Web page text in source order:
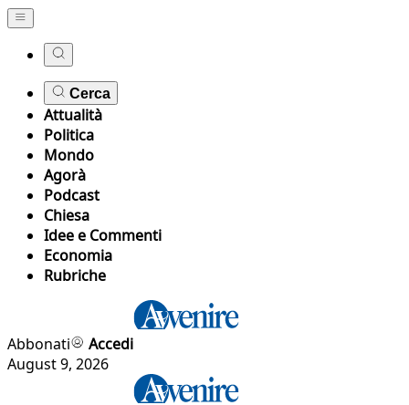
Cerca
Attualità
Politica
Mondo
Agorà
Podcast
Chiesa
Idee e Commenti
Economia
Rubriche
Abbonati
Accedi
August 9, 2026